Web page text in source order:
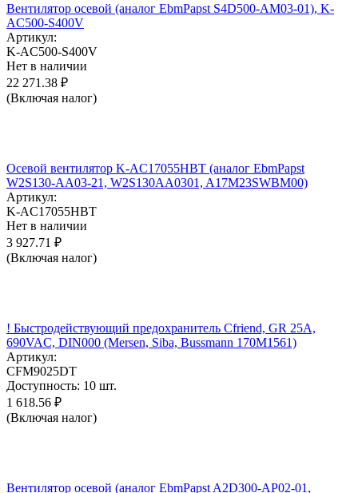
Вентилятор осевой (аналог EbmPapst S4D500-AM03-01), K-
AC500-S400V
Артикул:
K-AC500-S400V
Нет в наличии
22 271.38 ₽
(Включая налог)
Осевой вентилятор K-AC17055HBT (аналог EbmPapst
W2S130-AA03-21, W2S130AA0301, A17M23SWBM00)
Артикул:
K-AC17055HBT
Нет в наличии
3 927.71 ₽
(Включая налог)
! Быстродействующий предохранитель Cfriend, GR 25А,
690VAC, DIN000 (Mersen, Siba, Bussmann 170M1561)
Артикул:
CFM9025DT
Доступность: 10 шт.
1 618.56 ₽
(Включая налог)
Вентилятор осевой (аналог EbmPapst A2D300-AP02-01,